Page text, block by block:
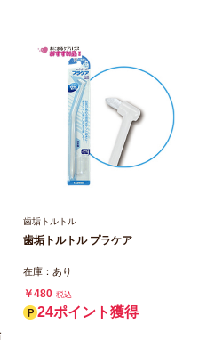
歯垢トルトル
歯垢トルトル プラケア
在庫：あり
￥480 税込
24ポイント獲得